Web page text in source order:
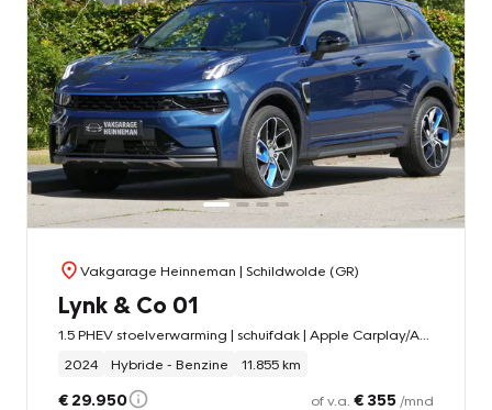
Vakgarage Heinneman | Schildwolde (GR)
Lynk & Co 01
2024
Hybride - Benzine 11.855 km
€ 29.950 of v.a. € 355 /mnd